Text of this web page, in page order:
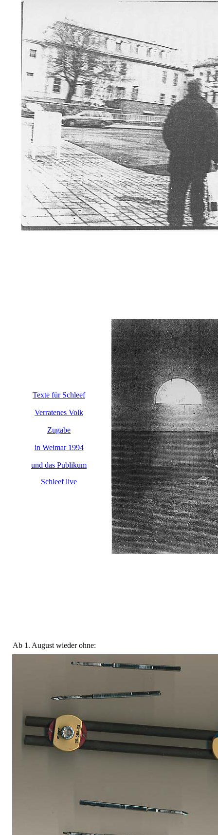
Texte für Schleef
Verratenes Volk
Zugabe
in Weimar 1994
und das Publikum
Schleef live
Ab 1. August wieder ohne: